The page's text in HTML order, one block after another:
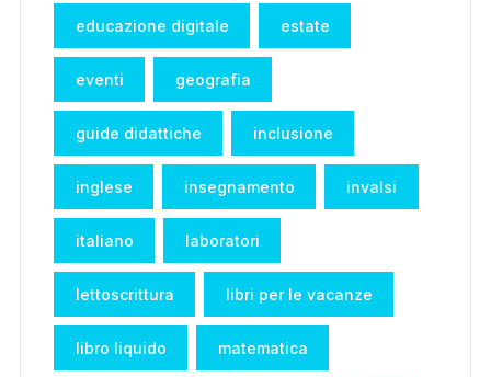
educazione digitale estate
eventi geografia
guide didattiche inclusione
inglese insegnamento invalsi
italiano laboratori
lettoscrittura libri per le vacanze
libro liquido matematica